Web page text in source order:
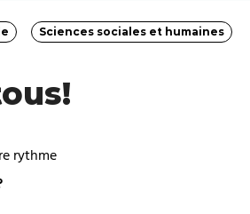
Catégorie
Sciences sociales et humaines
rythme